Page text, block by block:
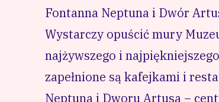
Fontanna Neptuna i Dwór
Wystarczy opuścić mury
najżywszego i
zapełnione są kafejkami i
Neptuna i Dworu Artusa –